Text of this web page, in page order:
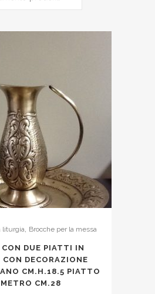
liturgia Brocche per la messa
CON DUE PIATTI IN
CON DECORAZIONE
CM.H.18.5 PIATTO
CM.28